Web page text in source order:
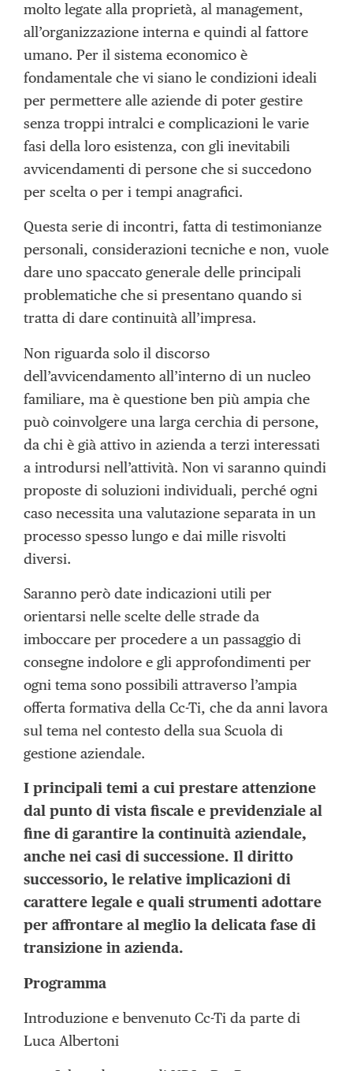
molto legate alla proprietà, al management,
all’organizzazione interna e quindi al fattore
umano. Per il sistema economico è
fondamentale che vi siano le condizioni ideali
per permettere alle aziende di poter gestire
senza troppi intralci e complicazioni le varie
fasi della loro esistenza, con gli inevitabili
avvicendamenti di persone che si succedono
per scelta o per i tempi anagrafici.
Questa serie di incontri, fatta di testimonianze
personali, considerazioni tecniche e non, vuole
dare uno spaccato generale delle principali
problematiche che si presentano quando si
tratta di dare continuità all’impresa.
Non riguarda solo il discorso
dell’avvicendamento all’interno di un nucleo
familiare, ma è questione ben più ampia che
può coinvolgere una larga cerchia di persone,
da chi è già attivo in azienda a terzi interessati
a introdursi nell’attività. Non vi saranno quindi
proposte di soluzioni individuali, perché ogni
caso necessita una valutazione separata in un
processo spesso lungo e dai mille risvolti
diversi.
Saranno però date indicazioni utili per
orientarsi nelle scelte delle strade da
imboccare per procedere a un passaggio di
consegne indolore e gli approfondimenti per
ogni tema sono possibili attraverso l’ampia
offerta formativa della Cc-Ti, che da anni lavora
sul tema nel contesto della sua Scuola di
gestione aziendale.
I principali temi a cui prestare attenzione
dal punto di vista fiscale e previdenziale al
fine di garantire la continuità aziendale,
anche nei casi di successione. Il diritto
successorio, le relative implicazioni di
carattere legale e quali strumenti adottare
per affrontare al meglio la delicata fase di
transizione in azienda.
Programma
Introduzione e benvenuto Cc-Ti da parte di
Luca Albertoni